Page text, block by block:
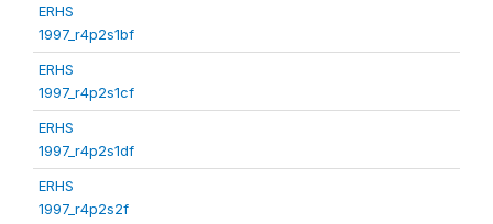
ERHS
1997_r4p2s1bf
ERHS
1997_r4p2s1cf
ERHS
1997_r4p2s1df
ERHS
1997_r4p2s2f